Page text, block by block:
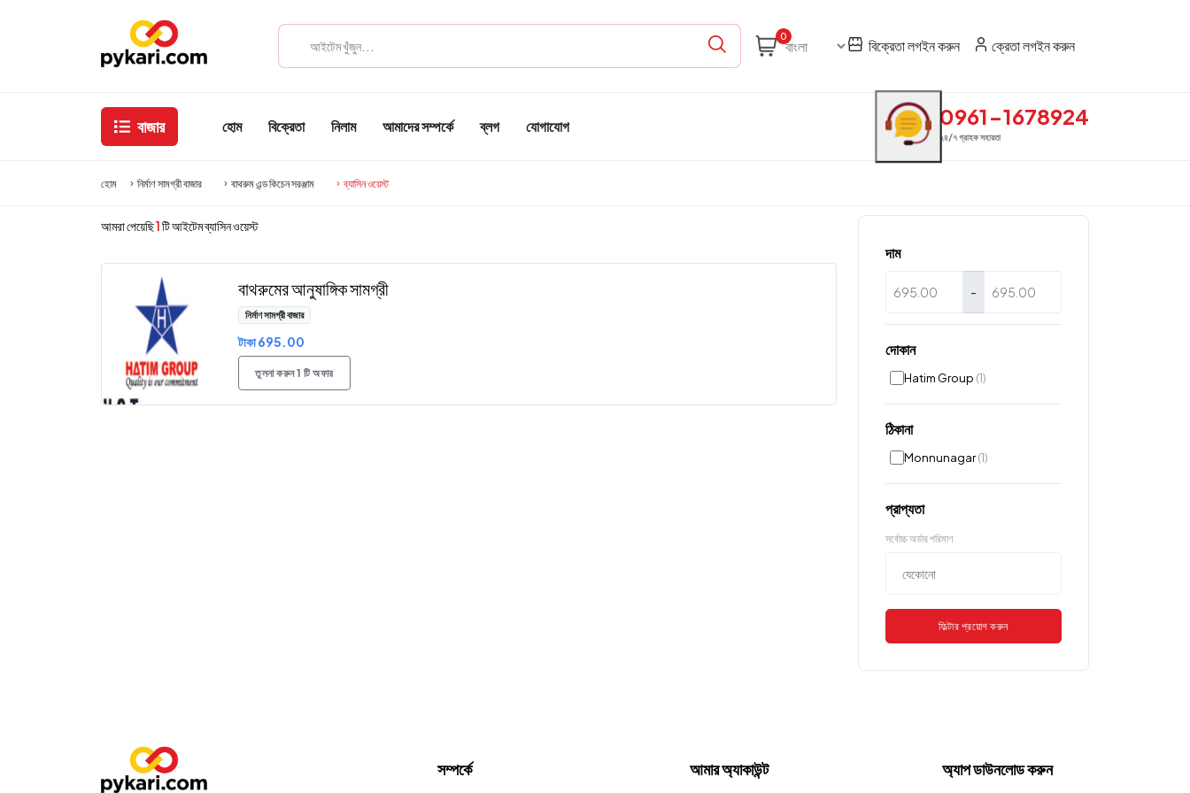
0
বিক্রেতা লগইন করুন ক্রেতা লগইন করুন
বাজার হোম বিক্রেতা নিলাম আমাদের সম্পর্কে ব্লগ যোগাযোগ 0961-1678924
২৪/৭ গ্রাহক সহায়তা
হোম নির্মাণ সামগ্রী বাজার বাথরুম এন্ড কিচেন সরঞ্জাম ব্যাসিন ওয়েস্ট
আমরা পেয়েছি1টি আইটেম ব্যাসিন ওয়েস্ট
বাথরুমের আনুষাঙ্গিক সামগ্রী
নির্মাণ সামগ্রী বাজার
টাকা 695.00
তুলনা করুন 1 টি অফার
দাম
-
দোকান
Hatim Group (1)
ঠিকানা
Monnunagar(1)
প্রাপ্যতা
সর্বোচ্চ অর্ডার পরিমাণ
ফিল্টার প্রয়োগ করুন
সম্পর্কে আমার অ্যাকাউন্ট অ্যাপ ডাউনলোড করুন